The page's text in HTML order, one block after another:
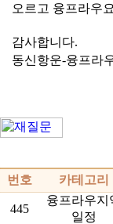
오르고 융프라우
감사합니다.
동신항운-융프라
번호 카테고리
445
융프라우지
일정